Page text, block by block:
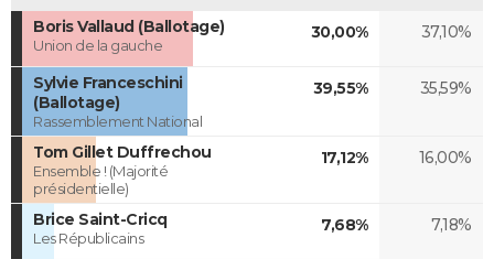
Boris Vallaud (Ballotage)
Union de la gauche
30,00% 37,10%
Sylvie Franceschini
(Ballotage)
Rassemblement National
39,55% 35,59%
Tom Gillet Duffrechou
Ensemble ! (Majorité
présidentielle)
17,12% 16,00%
Brice Saint-Cricq
Les Républicains
7,68% 7,18%